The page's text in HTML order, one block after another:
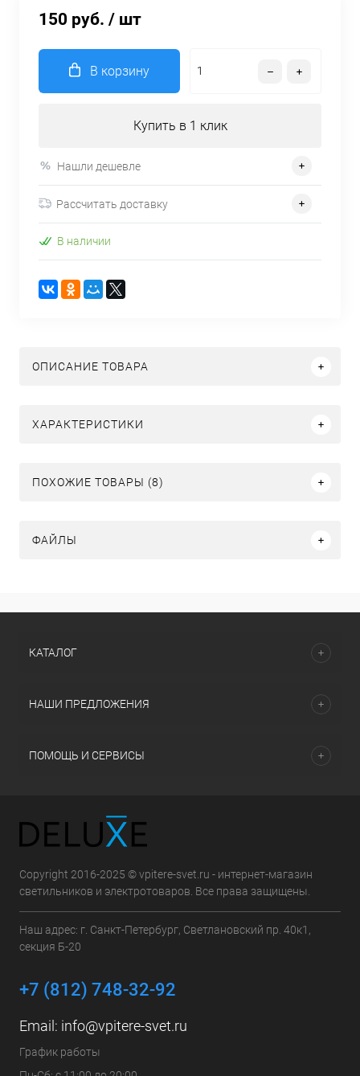
150 руб. / шт
В корзину
Купить в 1 клик
Нашли дешевле
Рассчитать доставку
В наличии
ОПИСАНИЕ ТОВАРА
ХАРАКТЕРИСТИКИ
ПОХОЖИЕ ТОВАРЫ (8)
ФАЙЛЫ
КАТАЛОГ
НАШИ ПРЕДЛОЖЕНИЯ
ПОМОЩЬ И СЕРВИСЫ
Copyright 2016-2025 © vpitere-svet.ru - интернет-магазин
светильников и электротоваров. Все права защищены.
Наш адрес: г. Санкт-Петербург, Светлановский пр. 40к1,
секция Б-20
+7 (812) 748-32-92
Email: info@vpitere-svet.ru
График работы